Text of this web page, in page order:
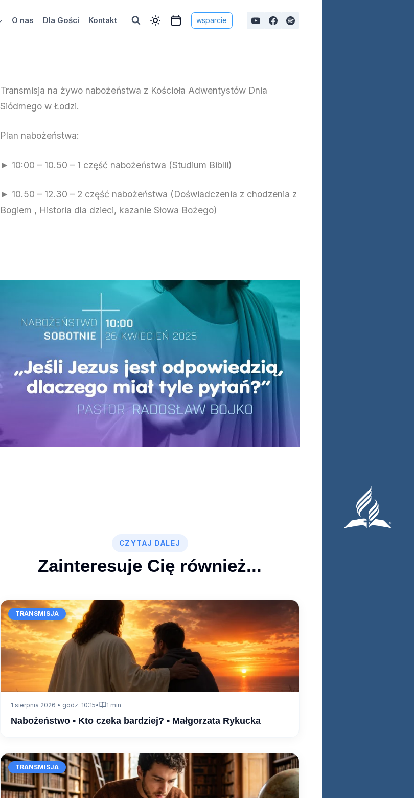
O nas Dla Gości Kontakt wsparcie
Transmisja na żywo nabożeństwa z Kościoła Adwentystów Dnia
Siódmego w Łodzi.
Plan nabożeństwa:
► 10:00 – 10.50 – 1 część nabożeństwa (Studium Biblii)
► 10.50 – 12.30 – 2 część nabożeństwa (Doświadczenia z chodzenia z
Bogiem , Historia dla dzieci, kazanie Słowa Bożego)
CZYTAJ DALEJ
Zainteresuje Cię również...
TRANSMISJA
1 sierpnia 2026 • godz. 10:15• 1 min
Nabożeństwo • Kto czeka bardziej? • Małgorzata Rykucka
TRANSMISJA